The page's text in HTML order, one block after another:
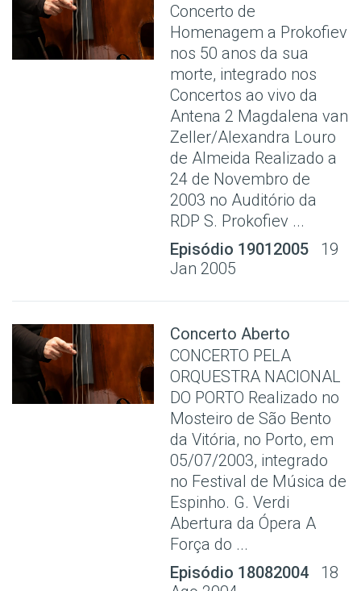
Concerto de
Homenagem a Prokofiev
nos 50 anos da sua
morte, integrado nos
Concertos ao vivo da
Antena 2 Magdalena van
Zeller/Alexandra Louro
de Almeida Realizado a
24 de Novembro de
2003 no Auditório da
RDP S. Prokofiev ...
Episódio 19012005
19
Jan 2005
Concerto Aberto
CONCERTO PELA
ORQUESTRA NACIONAL
DO PORTO Realizado no
Mosteiro de São Bento
da Vitória, no Porto, em
05/07/2003, integrado
no Festival de Música de
Espinho. G. Verdi
Abertura da Ópera A
Força do ...
Episódio 18082004
18